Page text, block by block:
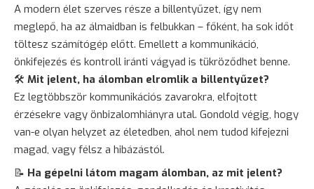
A modern élet szerves része a billentyűzet, így nem
meglepő, ha az álmaidban is felbukkan – főként, ha sok időt
töltesz számítógép előtt. Emellett a kommunikáció,
önkifejezés és kontroll iránti vágyad is tükröződhet benne.
🛠 Mit jelent, ha álomban elromlik a billentyűzet?
Ez legtöbbször kommunikációs zavarokra, elfojtott
érzésekre vagy önbizalomhiányra utal. Gondold végig, hogy
van-e olyan helyzet az életedben, ahol nem tudod kifejezni
magad, vagy félsz a hibázástól.
📝 Ha gépelni látom magam álomban, az mit jelent?